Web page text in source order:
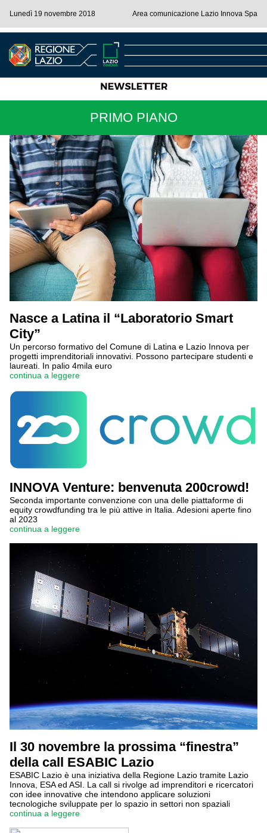
Lunedì 19 novembre 2018 Area comunicazione Lazio Innova Spa
PRIMO PIANO
Nasce a Latina il “Laboratorio Smart
City”
Un percorso formativo del Comune di Latina e Lazio Innova per
progetti imprenditoriali innovativi. Possono partecipare studenti e
laureati. In palio 4mila euro
continua a leggere
INNOVA Venture: benvenuta 200crowd!
Seconda importante convenzione con una delle piattaforme di
equity crowdfunding tra le più attive in Italia. Adesioni aperte fino
al 2023
continua a leggere
Il 30 novembre la prossima “finestra”
della call ESABIC Lazio
ESABIC Lazio è una iniziativa della Regione Lazio tramite Lazio
Innova, ESA ed ASI. La call si rivolge ad imprenditori e ricercatori
con idee innovative che intendono applicare soluzioni
tecnologiche sviluppate per lo spazio in settori non spaziali
continua a leggere